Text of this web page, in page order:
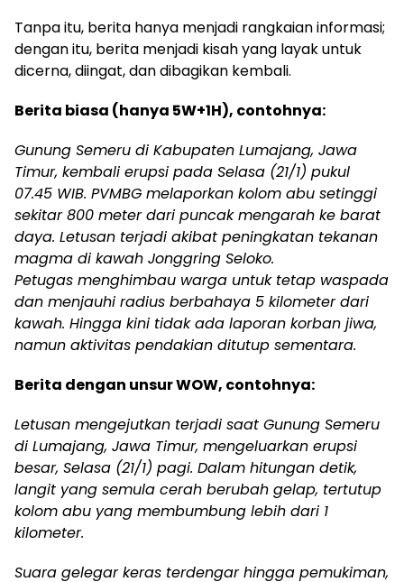
Tanpa itu, berita hanya menjadi rangkaian informasi;
dengan itu, berita menjadi kisah yang layak untuk
dicerna, diingat, dan dibagikan kembali.
Berita biasa (hanya 5W+1H), contohnya:
Gunung Semeru di Kabupaten Lumajang, Jawa
Timur, kembali erupsi pada Selasa (21/1) pukul
07.45 WIB. PVMBG melaporkan kolom abu setinggi
sekitar 800 meter dari puncak mengarah ke barat
daya. Letusan terjadi akibat peningkatan tekanan
magma di kawah Jonggring Seloko.
Petugas menghimbau warga untuk tetap waspada
dan menjauhi radius berbahaya 5 kilometer dari
kawah. Hingga kini tidak ada laporan korban jiwa,
namun aktivitas pendakian ditutup sementara.
Berita dengan unsur WOW, contohnya:
Letusan mengejutkan terjadi saat Gunung Semeru
di Lumajang, Jawa Timur, mengeluarkan erupsi
besar, Selasa (21/1) pagi. Dalam hitungan detik,
langit yang semula cerah berubah gelap, tertutup
kolom abu yang membumbung lebih dari 1
kilometer.
Suara gelegar keras terdengar hingga pemukiman,